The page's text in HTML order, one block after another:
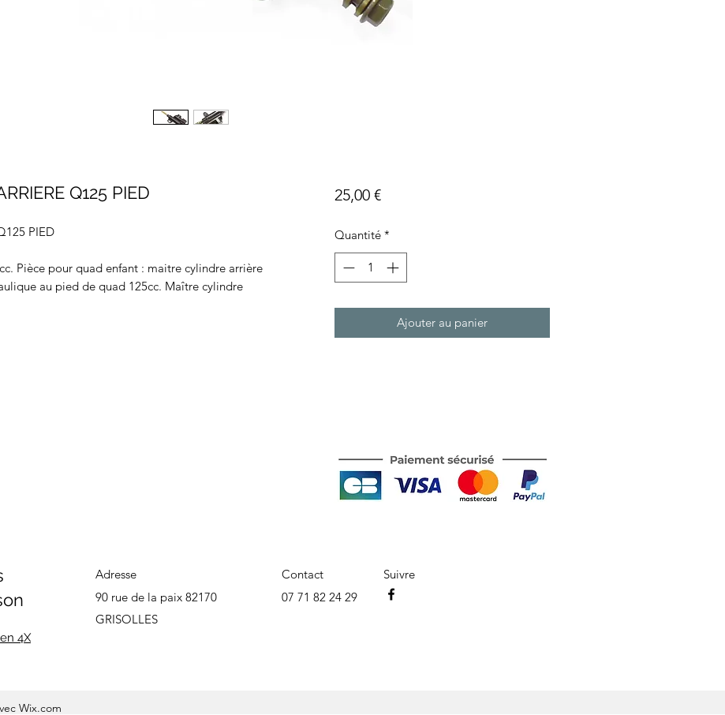
Q125 PIED
PIED
Pièce pour quad enfant : maitre cylindre arrière
au pied de quad 125cc. Maître cylindre
25,00 €Prix
Quantité *
Ajouter au panier
4X
Adresse
90 rue de la paix 82170
GRISOLLES
Contact
07 71 82 24 29
Suivre
Wix.com